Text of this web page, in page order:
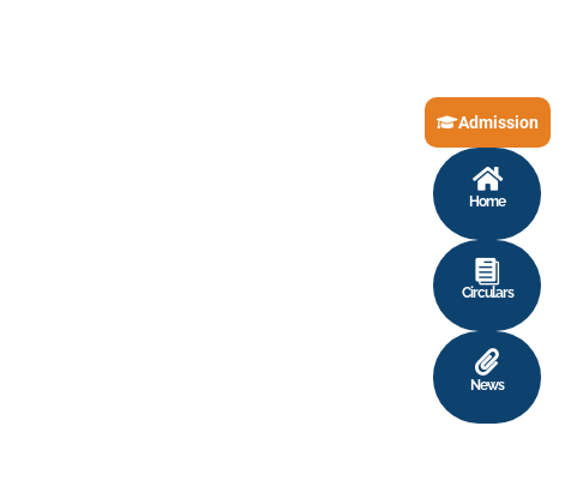
Admission
Home
Circulars
News